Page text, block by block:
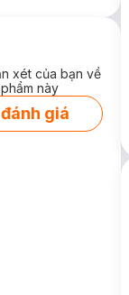
xét của bạn về
này
giá